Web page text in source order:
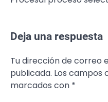
Deja una respuesta
Tu dirección de correo
publicada. Los campos
marcados con *